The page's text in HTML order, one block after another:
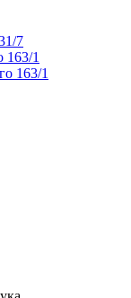
7
163/1
163/1